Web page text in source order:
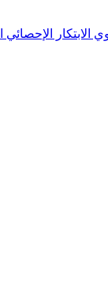
الابتكار الإحصائي